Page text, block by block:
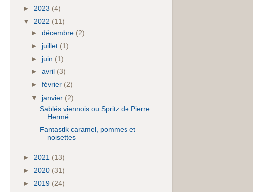
► 2023 (4)
▼ 2022 (11)
►décembre (2)
► juillet (1)
► juin (1)
►avril (3)
►février (2)
▼ janvier (2)
Sablés viennois ou Spritz de Pierre
Hermé
Fantastik caramel, pommes et
noisettes
► 2021 (13)
► 2020 (31)
► 2019 (24)